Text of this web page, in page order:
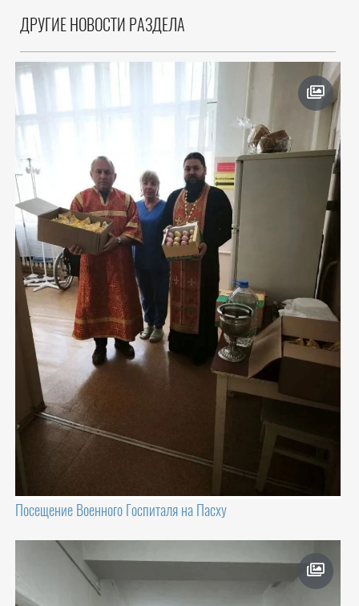
ДРУГИЕ НОВОСТИ РАЗДЕЛА
Посещение Военного Госпиталя на Пасху